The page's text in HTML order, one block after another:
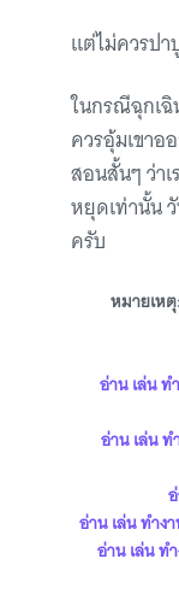
แต่ไม่ควรปา
ในกรณีฉุกเฉิ
ควรอุ้มเขา
สอนสั้นๆ ว่าเ
หยุดเท่านั้น
ครับ
หมายเห
อ่าน เล่น
อ่าน เล่น ท
อ่าน เล่น ทำง
อ่าน เล่น ท